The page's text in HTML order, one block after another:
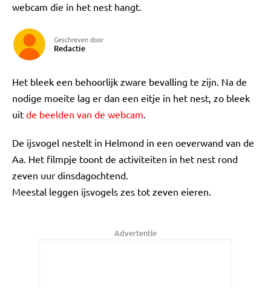
webcam die in het nest hangt.
Geschreven door
Redactie
Het bleek een behoorlijk zware bevalling te zijn. Na de
nodige moeite lag er dan een eitje in het nest, zo bleek
uit de beelden van de webcam.
De ijsvogel nestelt in Helmond in een oeverwand van de
Aa. Het filmpje toont de activiteiten in het nest rond
zeven uur dinsdagochtend.
Meestal leggen ijsvogels zes tot zeven eieren.
Advertentie